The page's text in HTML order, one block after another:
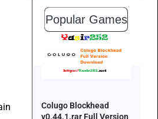
Popular Games
Colugo Blockhead
v0.44.1.rar Full Version